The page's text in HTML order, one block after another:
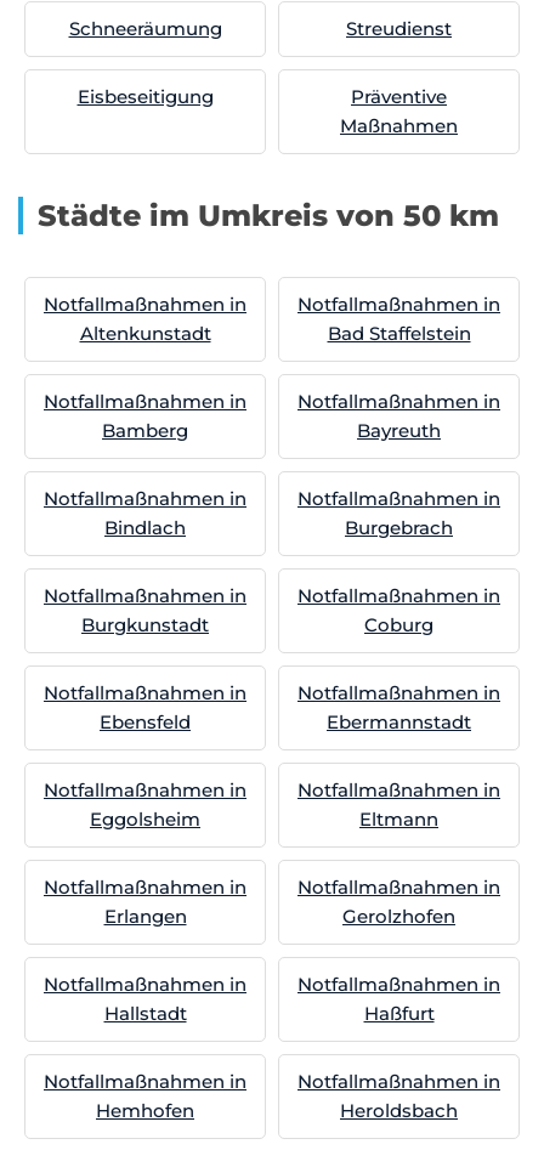
Schneeräumung Streudienst
Eisbeseitigung
Präventive
Maßnahmen
Städte im Umkreis von 50 km
Notfallmaßnahmen in
Altenkunstadt
Notfallmaßnahmen in
Bad Staffelstein
Notfallmaßnahmen in
Bamberg
Notfallmaßnahmen in
Bayreuth
Notfallmaßnahmen in
Bindlach
Notfallmaßnahmen in
Burgebrach
Notfallmaßnahmen in
Burgkunstadt
Notfallmaßnahmen in
Coburg
Notfallmaßnahmen in
Ebensfeld
Notfallmaßnahmen in
Ebermannstadt
Notfallmaßnahmen in
Eggolsheim
Notfallmaßnahmen in
Eltmann
Notfallmaßnahmen in
Erlangen
Notfallmaßnahmen in
Gerolzhofen
Notfallmaßnahmen in
Hallstadt
Notfallmaßnahmen in
Haßfurt
Notfallmaßnahmen in
Hemhofen
Notfallmaßnahmen in
Heroldsbach